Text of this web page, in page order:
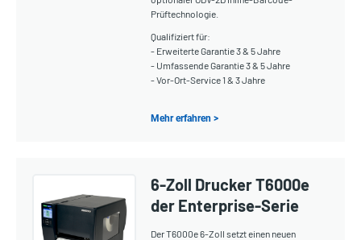
Prüftechnologie.
Qualifiziert für:
- Erweiterte Garantie 3 & 5 Jahre
- Umfassende Garantie 3 & 5 Jahre
- Vor-Ort-Service 1 & 3 Jahre
Mehr erfahren >
6-Zoll Drucker T6000e
der Enterprise-Serie
Der T6000e 6-Zoll setzt einen neuen